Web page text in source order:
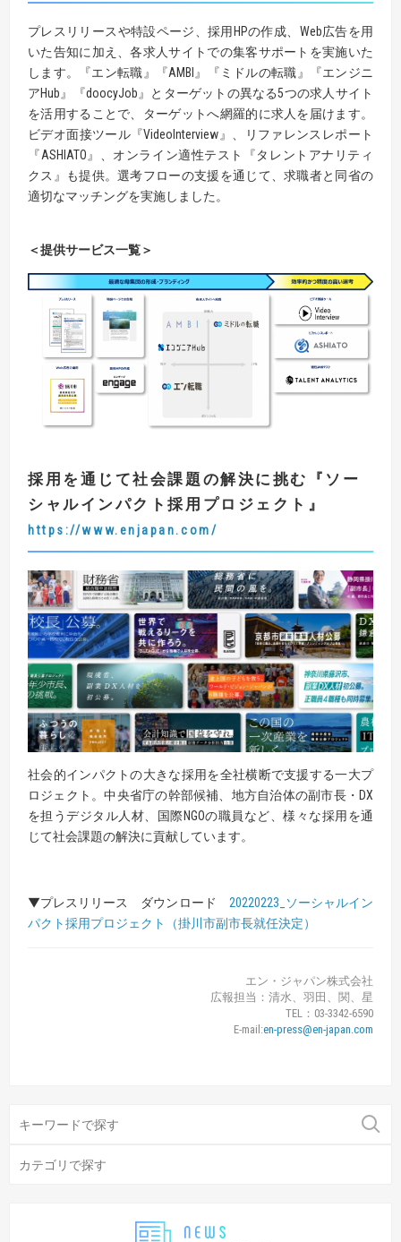
プレスリリースや特設ページ、採用HPの作成、Web広告を用
いた告知に加え、各求人サイトでの集客サポートを実施いた
します。『エン転職』『AMBI』『ミドルの転職』『エンジニ
アHub』『doocyJob』とターゲットの異なる5つの求人サイト
を活用することで、ターゲットへ網羅的に求人を届けます。
ビデオ面接ツール『VideoInterview』、リファレンスレポート
『ASHIATO』、オンライン適性テスト『タレントアナリティ
クス』も提供。選考フローの支援を通じて、求職者と同省の
適切なマッチングを実施しました。
＜提供サービス一覧＞
採用を通じて社会課題の解決に挑む 『 ソー
シャルインパクト採用プロジェクト 』
https://www.enjapan.com/
社会的インパクトの大きな採用を全社横断で支援する一大プ
ロジェクト。中央省庁の幹部候補、地方自治体の副市長・DX
を担うデジタル人材、国際NGOの職員など、様々な採用を通
じて社会課題の解決に貢献しています。
▼プレスリリース ダウンロード 20220223_ソーシャルイン
パクト採用プロジェクト（掛川市副市長就任決定）
エン・ジャパン株式会社
広報担当：清水、羽田、関、星
TEL：03-3342-6590
E-mail:en-press@en-japan.com